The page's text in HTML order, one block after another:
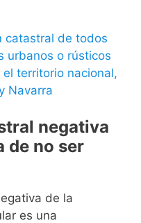
catastral de todos
urbanos o rústicos
territorio nacional,
Navarra
negativa
de no ser
de la
es una